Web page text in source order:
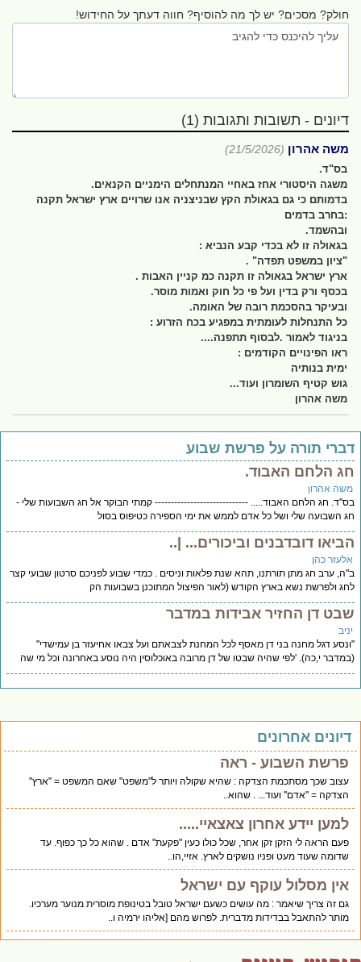
חולק? מסכים? יש לך מה להוסיף? חווה דעתך על החידוש!
דיונים - תשובות ותגובות (1)
משה אהרון (21/5/2026)
בס"ד.
משגה היסטורי אחז באחיי המנתחלים הימניים הקנאים.
בדמותם כי גם בגאולת הקץ שבניצניה אנו שרויים ארץ ישראל תקנה
:בחרב בדמים
ובהשמד.
בגאולה זו לא בכדי קבע הנביא :
"ציון במשפט תפדה" .
ארץ ישראל בגאולה זו תקנה כמ קניין האבות .
בכסף ורק בדין ועל פי כל חוק ואמות מוסר.
ובעיקר בהסכמת רובה של האומה.
כל התנחלות לעומתית במפגיע בכח הזרוע :
בניגוד לאמור .לבסוף תתפנה....
ראו הפינויים הקודמים :
ימית בנותיה
גוש קטיף השומרון ועוד...
משה אהרון
תורה על פרשת שבוע
הלחם האבוד.
אהרון
חג הלחם האבוד..... ----------------------------- קמתי הבוקר אל חג השבועות שלי -
השבועה שלי ושל כל אדם לממש את ימי הספירה כטיפוס בסול
דובדבנים וביכורים... |..
כהן
ערב חג מתן תורתנו, תהא שנת פלאות וניסים . כמדי שבוע לפניכם סרטון שבועי קצר
ולפרשת נשא בארץ הקודש (לאור הפיצול המתוכנן בשבועות הק
דן החזיר אבידות במדבר
דגל מחנה בני דן מאסף לכל המחנת לצבאתם ועל צבאו אחיעזר בן עמישדי"
י,כה). 'לפי שהיה שבטו של דן מרובה באוכלוסין היה נוסע באחרונה וכל מי שה
אחרונים
פרשת השבוע - ראה
עצוב שכך מסתכמת הצדקה : שהיא שקולה ויותר ל"משפט" שאם המשפט = "ארץ"
הצדקה = "אדם" ועוד... . שהוא..
למען יידע אחרון צאצאיי.....
פעם הראה לי הזקן זקן אחר, שכל כולו כעין "פקעת" אדם . שהוא כל כך כפוף. עד
שדומה שעוד מעט ופניו נושקים לארץ. אזיי,הו..
אין מסלול עוקף עם ישראל
גם זה צריך שיאמר : מה עושים כשעם ישראל טובל בטינופת מוסרית מנוער מערכיו.
מותר להתאבל בבדידות מדברית. לפרוש מהם [אליהו ירמיה ו..